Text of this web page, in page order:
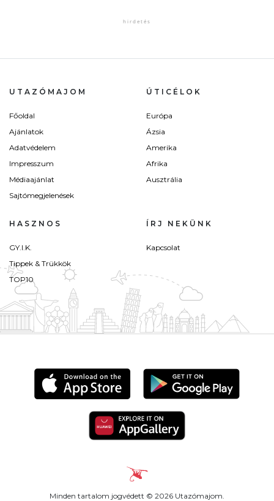
UTAZÓMAJOM
Főoldal
Ajánlatok
Adatvédelem
Impresszum
Médiaajánlat
Sajtómegjelenések
ÚTICÉLOK
Európa
Ázsia
Amerika
Afrika
Ausztrália
HASZNOS
GY.I.K.
Tippek & Trükkök
TOP10
ÍRJ NEKÜNK
Kapcsolat
Minden tartalom jogvédett © 2026 Utazómajom.